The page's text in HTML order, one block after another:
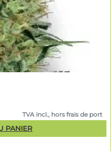
TVA incl., hors frais de port
PANIER